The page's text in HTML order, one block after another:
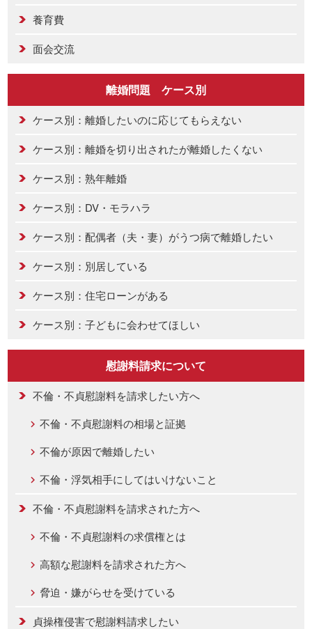
養育費
面会交流
離婚問題 ケース別
ケース別：離婚したいのに応じてもらえない
ケース別：離婚を切り出されたが離婚したくない
ケース別：熟年離婚
ケース別：DV・モラハラ
ケース別：配偶者（夫・妻）がうつ病で離婚したい
ケース別：別居している
ケース別：住宅ローンがある
ケース別：子どもに会わせてほしい
慰謝料請求について
不倫・不貞慰謝料を請求したい方へ
不倫・不貞慰謝料の相場と証拠
不倫が原因で離婚したい
不倫・浮気相手にしてはいけないこと
不倫・不貞慰謝料を請求された方へ
不倫・不貞慰謝料の求償権とは
高額な慰謝料を請求された方へ
脅迫・嫌がらせを受けている
貞操権侵害で慰謝料請求したい